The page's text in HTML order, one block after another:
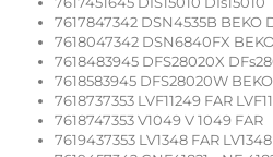
7617847342 DSN4535B BEKO
7618047342 DSN6840FX
7618483945 DFS28020X
7618583945 DFS28020W
7618737353 LVF11249 FAR
7618747353 V1049 V 1049 FAR
7619437353 LV1348 FAR LV1348